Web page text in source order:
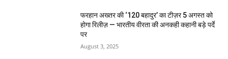
फरहान अख्तर की ‘120 बहादुर’ का टीज़र 5 अगस्त को
होगा रिलीज़ — भारतीय वीरता की अनकही कहानी बड़े पर्दे
पर
August 3, 2025